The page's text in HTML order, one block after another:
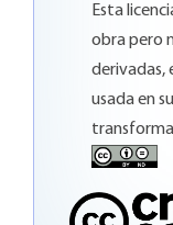
Esta
obra pero
derivadas,
usada en